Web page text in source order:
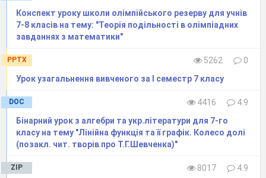
Конспект уроку школи олімпійського резерву для учнів
7-8 класів на тему: "Теорія подільності в олімпіадних
завданнях з математики"
PPTX 5262
0
Урок узагальнення вивченого за І семестр 7 класу
DOC 4416
4.9
Бінарний урок з алгебри та укр.літератури для 7-го
класу на тему "Лінійна функція та її графік. Колесо долі
(позакл. чит. творів про Т.Г.Шевченка)"
ZIP 8017
4.9